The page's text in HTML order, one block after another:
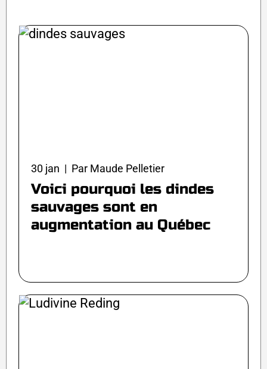
30 jan | Par Maude Pelletier
Voici pourquoi les dindes
sauvages sont en
augmentation au Québec